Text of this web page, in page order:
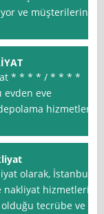
ve müşterilerine
* * * * / * * * *
evden eve
hizmetleri
olarak, İstanbul
nakliyat hizmetleri
olduğu tecrübe ve